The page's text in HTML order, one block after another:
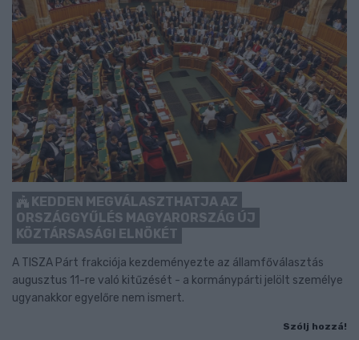
KEDDEN MEGVÁLASZTHATJA AZ
ORSZÁGGYŰLÉS MAGYARORSZÁG ÚJ
KÖZTÁRSASÁGI ELNÖKÉT
A TISZA Párt frakciója kezdeményezte az államfőválasztás
augusztus 11-re való kitűzését - a kormánypárti jelölt személye
ugyanakkor egyelőre nem ismert.
Szólj hozzá!